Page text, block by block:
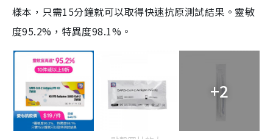
樣本，只需15分鐘就可以取得快速抗原測試結果。靈敏
度95.2%，特異度98.1%。
+2